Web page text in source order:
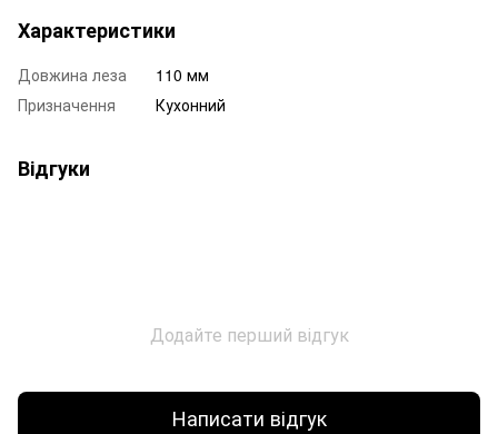
Характеристики
Довжина леза
110 мм
Призначення
Кухонний
Відгуки
Додайте перший відгук
Написати відгук